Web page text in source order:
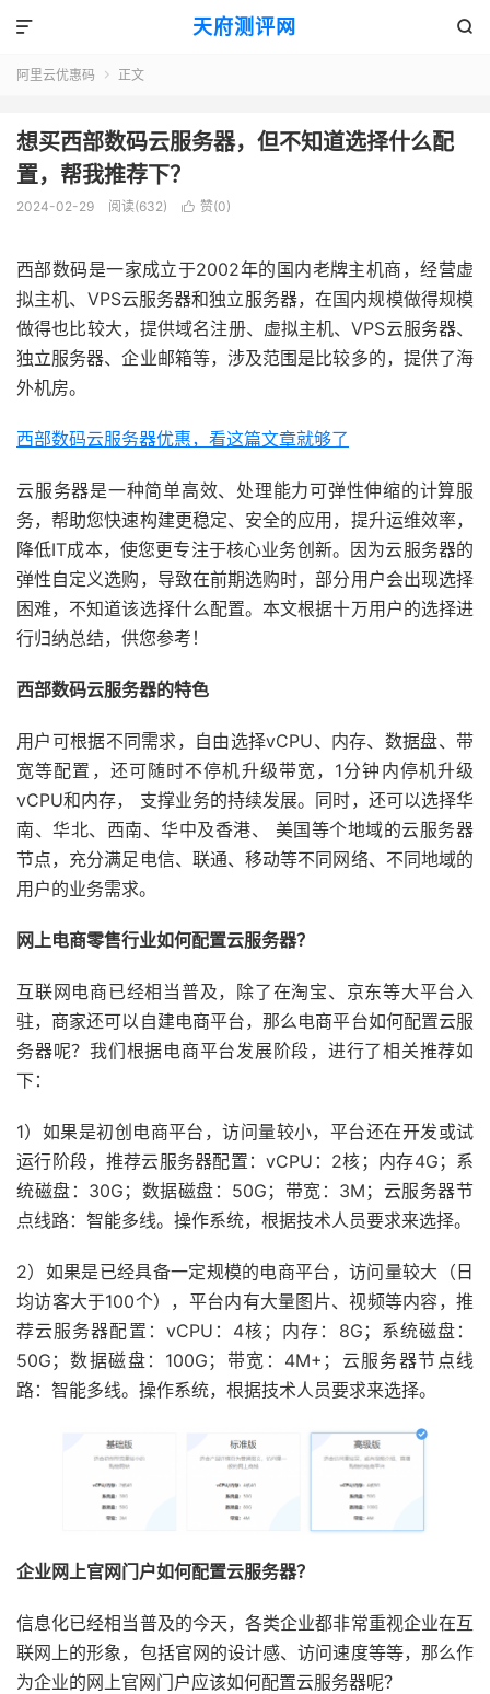
天府测评网 

阿里云优惠码  正文
想买西部数码云服务器，但不知道选择什么配
置，帮我推荐下？
2024-02-29 阅读(632)  赞(0)
西部数码是一家成立于2002年的国内老牌主机商，经营虚
拟主机、VPS云服务器和独立服务器，在国内规模做得规模
做得也比较大，提供域名注册、虚拟主机、VPS云服务器、
独立服务器、企业邮箱等，涉及范围是比较多的，提供了海
外机房。
西部数码云服务器优惠，看这篇文章就够了
云服务器是一种简单高效、处理能力可弹性伸缩的计算服
务，帮助您快速构建更稳定、安全的应用，提升运维效率，
降低IT成本，使您更专注于核心业务创新。因为云服务器的
弹性自定义选购，导致在前期选购时，部分用户会出现选择
困难，不知道该选择什么配置。本文根据十万用户的选择进
行归纳总结，供您参考！
西部数码云服务器的特色
用户可根据不同需求，自由选择vCPU、内存、数据盘、带
宽等配置，还可随时不停机升级带宽，1分钟内停机升级
vCPU和内存， 支撑业务的持续发展。同时，还可以选择华
南、华北、西南、华中及香港、 美国等个地域的云服务器
节点，充分满足电信、联通、移动等不同网络、不同地域的
用户的业务需求。
网上电商零售行业如何配置云服务器？
互联网电商已经相当普及，除了在淘宝、京东等大平台入
驻，商家还可以自建电商平台，那么电商平台如何配置云服
务器呢？我们根据电商平台发展阶段，进行了相关推荐如
下：
1）如果是初创电商平台，访问量较小，平台还在开发或试
运行阶段，推荐云服务器配置：vCPU：2核；内存4G；系
统磁盘：30G；数据磁盘：50G；带宽：3M；云服务器节
点线路：智能多线。操作系统，根据技术人员要求来选择。
2）如果是已经具备一定规模的电商平台，访问量较大（日
均访客大于100个），平台内有大量图片、视频等内容，推
荐云服务器配置：vCPU：4核；内存：8G；系统磁盘：
50G；数据磁盘：100G；带宽：4M+；云服务器节点线
路：智能多线。操作系统，根据技术人员要求来选择。
企业网上官网门户如何配置云服务器？
信息化已经相当普及的今天，各类企业都非常重视企业在互
联网上的形象，包括官网的设计感、访问速度等等，那么作
为企业的网上官网门户应该如何配置云服务器呢？